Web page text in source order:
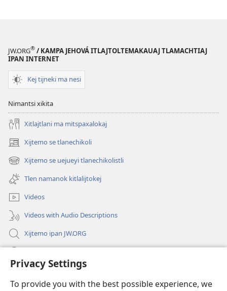
Privacy Settings
To provide you with the best possible experience, we
JW.ORG® / KAMPA JEHOVÁ ITLAJTOLTEMAKAUAJ TLAMACHTIAJ
IPAN INTERNET
Kej tijneki ma nesi
Nimantsi xikita
Xitlajtlani ma mitspaxalokaj
Xijtemo se tlanechikoli
(opens
new
window)
Xijtemo se uejueyi tlanechikolistli
(opens
new
window)
Tlen namanok kitlalijtokej
Videos
Videos with Audio Descriptions
Xijtemo ipan JW.ORG
(opens